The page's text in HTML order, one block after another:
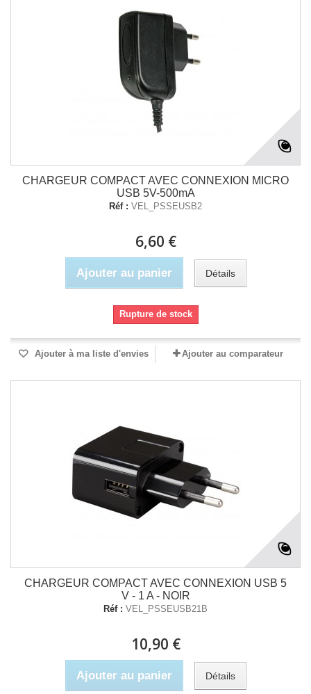
CHARGEUR COMPACT AVEC CONNEXION MICRO
USB 5V-500mA
Réf : VEL_PSSEUSB2
6,60 €
Ajouter au panier Détails
Rupture de stock
Ajouter à ma liste d'envies Ajouter au comparateur
CHARGEUR COMPACT AVEC CONNEXION USB 5
V - 1 A - NOIR
Réf : VEL_PSSEUSB21B
10,90 €
Ajouter au panier Détails